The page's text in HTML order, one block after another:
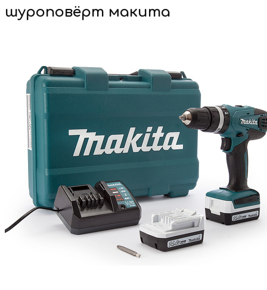
шуроповёрт макита